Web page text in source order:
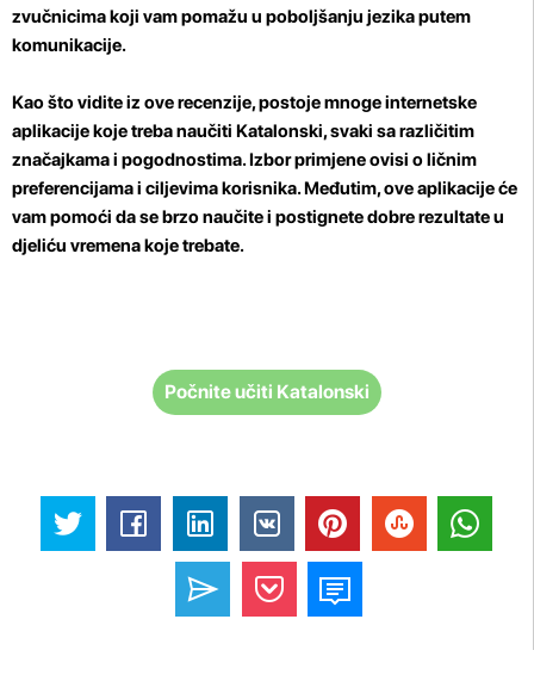
zvučnicima koji vam pomažu u poboljšanju jezika putem
komunikacije.
Kao što vidite iz ove recenzije, postoje mnoge internetske
aplikacije koje treba naučiti Katalonski, svaki sa različitim
značajkama i pogodnostima. Izbor primjene ovisi o ličnim
preferencijama i ciljevima korisnika. Međutim, ove aplikacije će
vam pomoći da se brzo naučite i postignete dobre rezultate u
djeliću vremena koje trebate.
Počnite učiti Katalonski